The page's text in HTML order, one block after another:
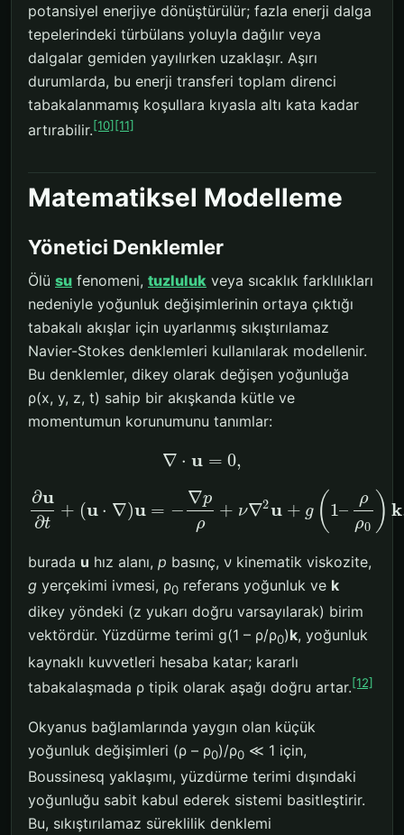
potansiyel enerjiye dönüştürülür; fazla enerji dalga
tepelerindeki türbülans yoluyla dağılır veya
dalgalar gemiden yayılırken uzaklaşır. Aşırı
durumlarda, bu enerji transferi toplam direnci
tabakalanmamış koşullara kıyasla altı kata kadar
artırabilir.[10][11]
Matematiksel Modelleme
Yönetici Denklemler
Ölü su fenomeni, tuzluluk veya sıcaklık farklılıkları
nedeniyle yoğunluk değişimlerinin ortaya çıktığı
tabakalı akışlar için uyarlanmış sıkıştırılamaz
Navier-Stokes denklemleri kullanılarak modellenir.
Bu denklemler, dikey olarak değişen yoğunluğa
ρ(x, y, z, t) sahip bir akışkanda kütle ve
momentumun korunumunu tanımlar:
∇ ⋅ u = 0,
∂u
∂t
+ (u ⋅ ∇)u = −
∇p
ρ
+ ν∇2u + g ( 1–
ρ
ρ0 ) k
burada u hız alanı, p basınç, ν kinematik viskozite,
g yerçekimi ivmesi, ρ0 referans yoğunluk ve k
dikey yöndeki (z yukarı doğru varsayılarak) birim
vektördür. Yüzdürme terimi g(1 – ρ/ρ0)k, yoğunluk
kaynaklı kuvvetleri hesaba katar; kararlı
tabakalaşmada ρ tipik olarak aşağı doğru artar.[12]
Okyanus bağlamlarında yaygın olan küçük
yoğunluk değişimleri (ρ – ρ0)/ρ0 ≪ 1 için,
Boussinesq yaklaşımı, yüzdürme terimi dışındaki
yoğunluğu sabit kabul ederek sistemi basitleştirir.
Bu, sıkıştırılamaz süreklilik denklemi